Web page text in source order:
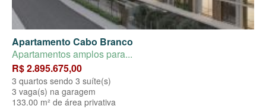
Apartamento Cabo Branco
Apartamentos amplos para...
R$ 2.895.675,00
3 quartos sendo 3 suíte(s)
3 vaga(s) na garagem
133.00 m² de área privativa